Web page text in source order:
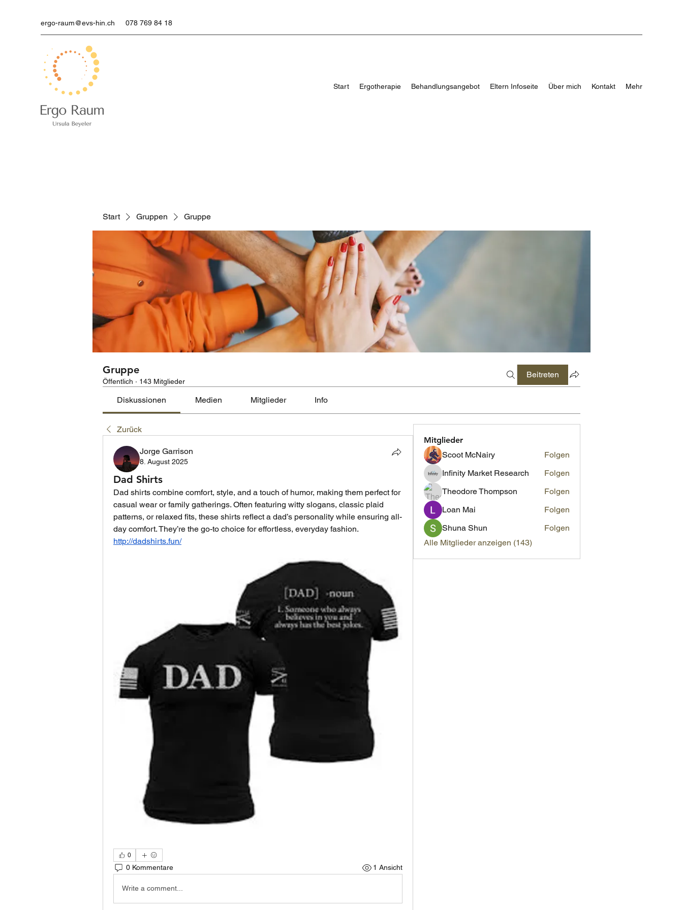
ergo-raum@evs-hin.ch 078 769 84 18
Start Ergotherapie Behandlungsangebot Eltern Infoseite Über mich Kontakt Mehr
Start Gruppen Gruppe
Gruppe
Öffentlich · 143 Mitglieder
Beitreten
Diskussionen Medien Mitglieder Info
Zurück
Jorge Garrison
8. August 2025
Dad Shirts
Dad shirts combine comfort, style, and a touch of humor, making them perfect for
casual wear or family gatherings. Often featuring witty slogans, classic plaid
patterns, or relaxed fits, these shirts reflect a dad’s personality while ensuring all-
day comfort. They’re the go-to choice for effortless, everyday fashion.
http://dadshirts.fun/
0
0 Kommentare 1 Ansicht
Write a comment...
Mitglieder
Scoot McNairy
Folgen
Infinity Market Research
Folgen
Theodore Thompson
Folgen
Loan Mai
Folgen
Shuna Shun
Folgen
Alle Mitglieder anzeigen (143)